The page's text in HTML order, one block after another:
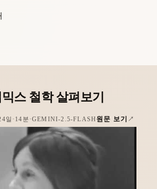
스 철학 살펴보기
일 · 14분 ·GEMINI-2.5-FLASH 원문 보기